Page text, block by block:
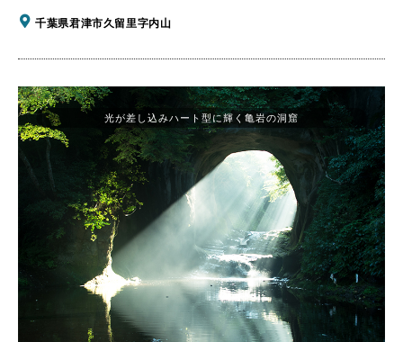
千葉県君津市久留里字内山
光が差し込みハート型に輝く亀岩の洞窟